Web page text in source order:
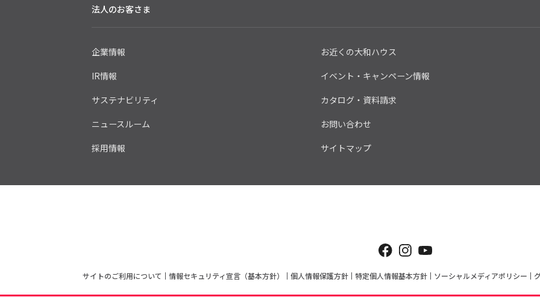
法人のお客さま
企業情報
IR情報
サステナビリティ
ニュースルーム
採用情報
お近くの大和ハウス
イベント・キャンペーン情報
カタログ・資料請求
お問い合わせ
サイトマップ
サイトのご利用について 情報セキュリティ宣言（基本方針） 個人情報保護方針 特定個人情報基本方針 ソーシャルメディアポリシー